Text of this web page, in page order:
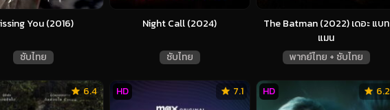
You (2016)
ซับไทย
Night Call (2024)
ซับไทย
The Batman (2022) เดอะ แบท
แมน
พากย์ไทย + ซับไทย
6.4 7.1
HD 6.2
HD